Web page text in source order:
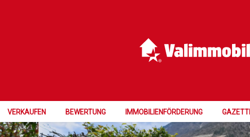
VERKAUFEN BEWERTUNG IMMOBILIENFÖRDERUNG